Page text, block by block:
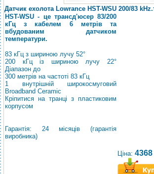
Датчик ехолота Lowrance HST-WSU 200/83
HST-WSU - це трансд'юсер 83/200
кГц з кабелем 6 метрів та
вбудованим датчиком
температури.
83 кГц з шириною лучу 52°
200 кГц із шириною лучу 22°
Діапазон до
300 метрів на частоті 83 кГц
1 внутрішній широкосмуговий
Broadband Ceramic
Кріпитися на транці з пластиковим
корпусом
Гарантія: 24 місяців (гарантія
виробника)
Ціна: 4368